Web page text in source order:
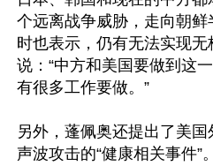
个远离战争威胁，走向朝鲜
时也表示，仍有无法实现
说：“中方和美国要做到这
有很多工作要做。”
另外，蓬佩奥还提出了美
声波攻击的“健康相关事件”